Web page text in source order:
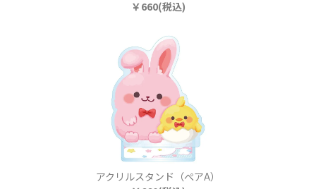
￥660(税込)
アクリルスタンド（ぺアA）